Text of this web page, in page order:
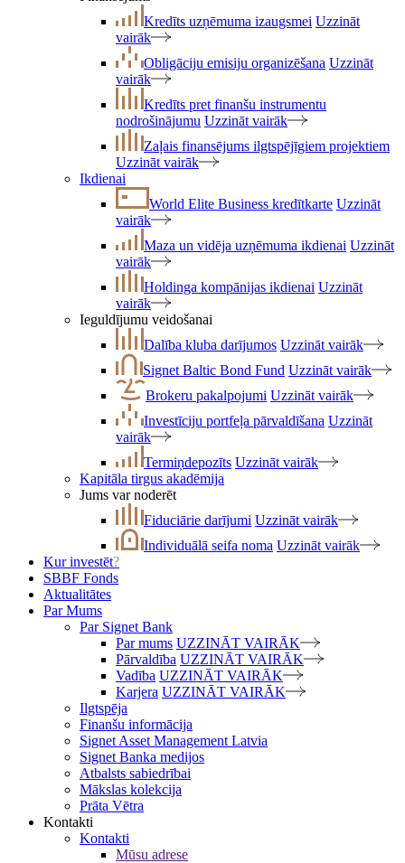
Kredīts uzņēmuma izaugsmei Uzzināt
vairāk
Obligāciju emisiju organizēšana Uzzināt
vairāk
Kredīts pret finanšu instrumentu
nodrošinājumu Uzzināt vairāk
Zaļais finansējums ilgtspējīgiem projektiem
Uzzināt vairāk
Ikdienai
World Elite Business kredītkarte Uzzināt
vairāk
Maza un vidēja uzņēmuma ikdienai Uzzināt
vairāk
Holdinga kompānijas ikdienai Uzzināt
vairāk
Ieguldījumu veidošanai
Dalība kluba darījumos Uzzināt vairāk
Signet Baltic Bond Fund Uzzināt vairāk
Brokeru pakalpojumi Uzzināt vairāk
Investīciju portfeļa pārvaldīšana Uzzināt
vairāk
Termiņdepozīts Uzzināt vairāk
Kapitāla tirgus akadēmija
Jums var noderēt
Fiduciārie darījumi Uzzināt vairāk
Individuālā seifa noma Uzzināt vairāk
Kur investēt?
SBBF Fonds
Aktualitātes
Par Mums
Par Signet Bank
Par mums UZZINĀT VAIRĀK
Pārvaldība UZZINĀT VAIRĀK
Vadība UZZINĀT VAIRĀK
Karjera UZZINĀT VAIRĀK
Ilgtspēja
Finanšu informācija
Signet Asset Management Latvia
Signet Banka medijos
Atbalsts sabiedrībai
Mākslas kolekcija
Prāta Vētra
Kontakti
Kontakti
Mūsu adrese